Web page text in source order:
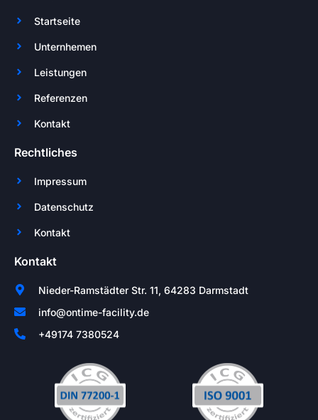
Startseite
Unternhemen
Leistungen
Referenzen
Kontakt
Rechtliches
Impressum
Datenschutz
Kontakt
Kontakt
Nieder-Ramstädter Str. 11, 64283 Darmstadt
info@ontime-facility.de
+49174 7380524